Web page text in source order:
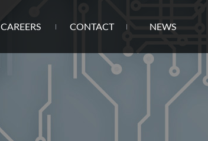
CAREERS CONTACT NEWS